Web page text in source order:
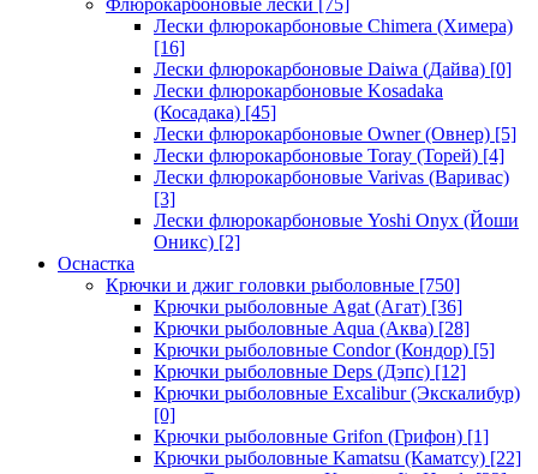
Флюрокарбоновые лески [75]
Лески флюрокарбоновые Chimera (Химера)
[16]
Лески флюрокарбоновые Daiwa (Дайва) [0]
Лески флюрокарбоновые Kosadaka
(Косадака) [45]
Лески флюрокарбоновые Owner (Овнер) [5]
Лески флюрокарбоновые Toray (Торей) [4]
Лески флюрокарбоновые Varivas (Варивас)
[3]
Лески флюрокарбоновые Yoshi Onyx (Йоши
Оникс) [2]
Оснастка
Крючки и джиг головки рыболовные [750]
Крючки рыболовные Agat (Агат) [36]
Крючки рыболовные Aqua (Аква) [28]
Крючки рыболовные Condor (Кондор) [5]
Крючки рыболовные Deps (Дэпс) [12]
Крючки рыболовные Excalibur (Экскалибур)
[0]
Крючки рыболовные Grifon (Грифон) [1]
Крючки рыболовные Kamatsu (Каматсу) [22]